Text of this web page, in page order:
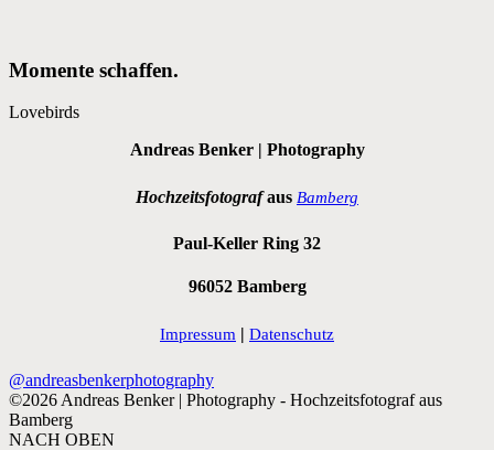
Momente schaffen.
Lovebirds
Andreas Benker | Photography
Hochzeitsfotografaus Bamberg
Paul-Keller Ring 32
96052 Bamberg
Impressum | Datenschutz
@andreasbenkerphotography
©2026 Andreas Benker | Photography - Hochzeitsfotograf aus
Bamberg
NACH OBEN